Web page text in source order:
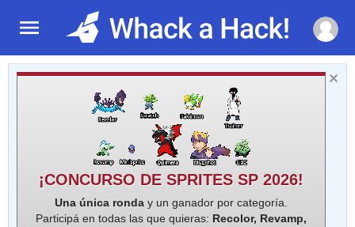
¡CONCURSO DE SPRITES SP 2026!
Una única ronday un ganador por categoría.
Participá en todas las que quieras: Recolor, Revamp,